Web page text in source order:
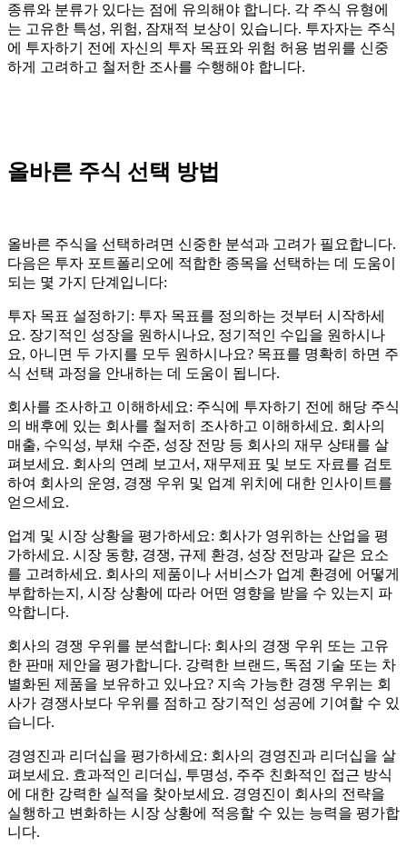
종류와 분류가 있다는 점에 유의해야 합니다. 각 주식 유형에
는 고유한 특성, 위험, 잠재적 보상이 있습니다. 투자자는 주식
에 투자하기 전에 자신의 투자 목표와 위험 허용 범위를 신중
하게 고려하고 철저한 조사를 수행해야 합니다.
올바른 주식 선택 방법
올바른 주식을 선택하려면 신중한 분석과 고려가 필요합니다.
다음은 투자 포트폴리오에 적합한 종목을 선택하는 데 도움이
되는 몇 가지 단계입니다:
투자 목표 설정하기: 투자 목표를 정의하는 것부터 시작하세
요. 장기적인 성장을 원하시나요, 정기적인 수입을 원하시나
요, 아니면 두 가지를 모두 원하시나요? 목표를 명확히 하면 주
식 선택 과정을 안내하는 데 도움이 됩니다.
회사를 조사하고 이해하세요: 주식에 투자하기 전에 해당 주식
의 배후에 있는 회사를 철저히 조사하고 이해하세요. 회사의
매출, 수익성, 부채 수준, 성장 전망 등 회사의 재무 상태를 살
펴보세요. 회사의 연례 보고서, 재무제표 및 보도 자료를 검토
하여 회사의 운영, 경쟁 우위 및 업계 위치에 대한 인사이트를
얻으세요.
업계 및 시장 상황을 평가하세요: 회사가 영위하는 산업을 평
가하세요. 시장 동향, 경쟁, 규제 환경, 성장 전망과 같은 요소
를 고려하세요. 회사의 제품이나 서비스가 업계 환경에 어떻게
부합하는지, 시장 상황에 따라 어떤 영향을 받을 수 있는지 파
악합니다.
회사의 경쟁 우위를 분석합니다: 회사의 경쟁 우위 또는 고유
한 판매 제안을 평가합니다. 강력한 브랜드, 독점 기술 또는 차
별화된 제품을 보유하고 있나요? 지속 가능한 경쟁 우위는 회
사가 경쟁사보다 우위를 점하고 장기적인 성공에 기여할 수 있
습니다.
경영진과 리더십을 평가하세요: 회사의 경영진과 리더십을 살
펴보세요. 효과적인 리더십, 투명성, 주주 친화적인 접근 방식
에 대한 강력한 실적을 찾아보세요. 경영진이 회사의 전략을
실행하고 변화하는 시장 상황에 적응할 수 있는 능력을 평가합
니다.